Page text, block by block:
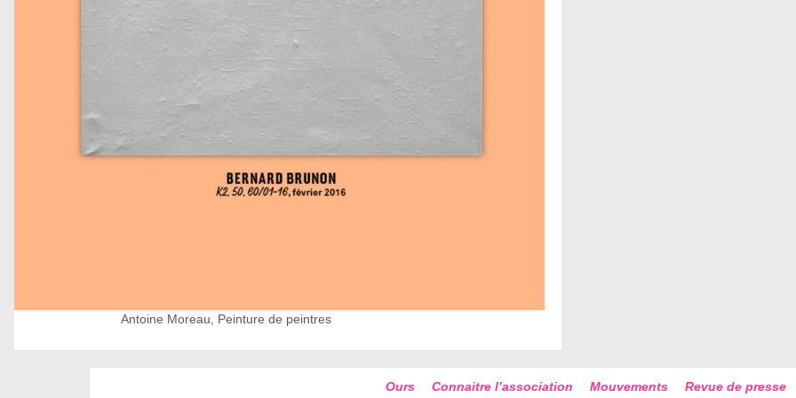
Antoine Moreau, Peinture de peintres
Ours Connaitre l’association Mouvements Revue de presse